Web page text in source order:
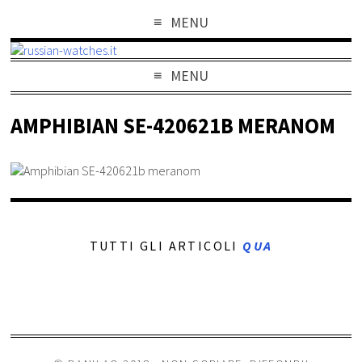
MENU
MENU
AMPHIBIAN SE-420621B MERANOM
TUTTI GLI ARTICOLI QUA